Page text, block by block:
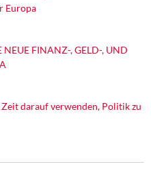
Europa
NEUE FINANZ-, GELD-, UND
Zeit darauf verwenden, Politik zu